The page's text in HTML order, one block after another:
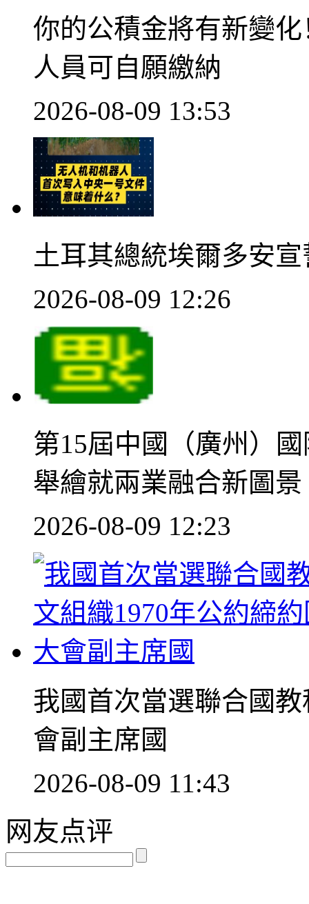
你的公積金將有新變
人員可自願繳納
2026-08-09 13:53
土耳其總統埃爾多安
2026-08-09 12:26
第15屆中國（廣州）
舉繪就兩業融合新圖景
2026-08-09 12:23
我國首次當選聯合國
會副主席國
2026-08-09 11:43
网友点评